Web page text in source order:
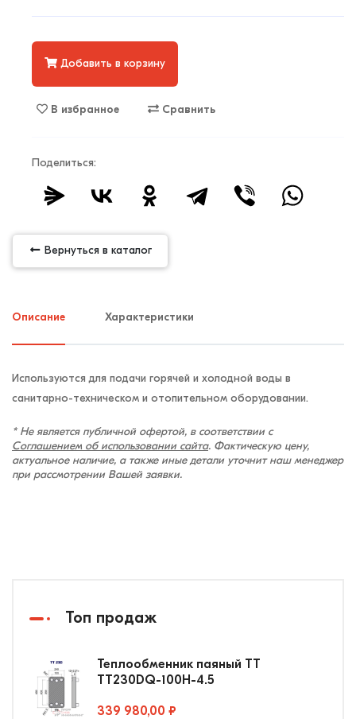
Добавить в корзину
В избранное Сравнить
Поделиться:
Вернуться в каталог
Описание Характеристики
Используются для подачи горячей и холодной воды в
санитарно-техническом и отопительном оборудовании.
* Не является публичной офертой, в соответствии с
Соглашением об использовании сайта. Фактическую цену,
актуальное наличие, а также иные детали уточнит наш менеджер
при рассмотрении Вашей заявки.
Топ продаж
Теплообменник паяный ТТ
ТТ230DQ-100Н-4.5
339 980,00 ₽